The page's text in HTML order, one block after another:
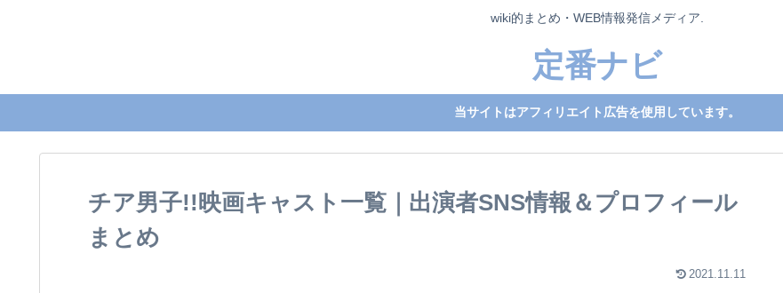
wiki的まとめ・WEB情報発信メディア.
定番ナビ
当サイトはアフィリエイト広告を使用しています。
チア男子!!映画キャスト一覧｜出演者SNS情報＆プロフィール
まとめ
2021.11.11